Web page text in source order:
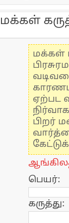
மக்கள்
மக்கள்
ஏற்பட
பிறர்
பெயர்:
கருத்து: